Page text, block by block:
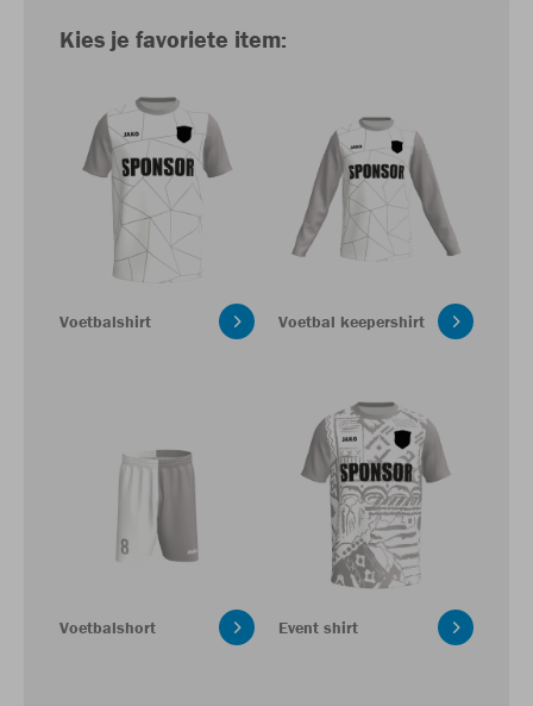
Kies je favoriete item:
Voetbalshirt Voetbal keepershirt
Voetbalshort Event shirt